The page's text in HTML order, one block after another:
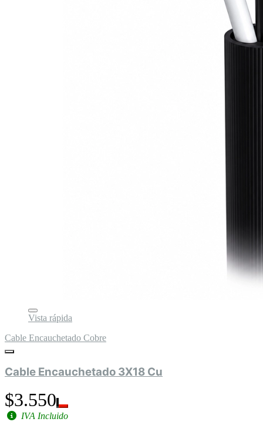
Vista rápida
Cable Encauchetado Cobre
Cable Encauchetado 3X18 Cu
$3.550
IVA Incluido